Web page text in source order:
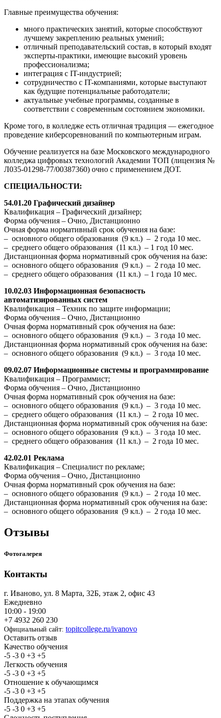
Главные преимущества обучения:
много практических занятий, которые способствуют
лучшему закреплению реальных умений;
отличный преподавательский состав, в который входят
эксперты-практики, имеющие высокий уровень
профессионализма;
интеграция с IT-индустрией;
сотрудничество с IT-компаниями, которые выступают
как будущие потенциальные работодатели;
актуальные учебные программы, созданные в
соответствии с современным состоянием экономики.
Кроме того, в колледже есть отличная традиция — ежегодное
проведение киберсоревнований по компьютерным играм.
Обучение реализуется на базе Московского международного
колледжа цифровых технологий Академии ТОП (лицензия №
Л035-01298-77/00387360) очно с применением ДОТ.
СПЕЦИАЛЬНОСТИ:
54.01.20 Графический дизайнер
Квалификация – Графический дизайнер;
Форма обучения – Очно, Дистанционно
Очная форма нормативный срок обучения на базе:
– основного общего образования (9 кл.) – 2 года 10 мес.
– среднего общего образования (11 кл.) – 1 год 10 мес.
Дистанционная форма нормативный срок обучения на базе:
– основного общего образования (9 кл.) – 2 года 10 мес.
– среднего общего образования (11 кл.) – 1 года 10 мес.
10.02.03 Информационная безопасность
автоматизированных систем
Квалификация – Техник по защите информации;
Форма обучения – Очно, Дистанционно
Очная форма нормативный срок обучения на базе:
– основного общего образования (9 кл.) – 3 года 10 мес.
Дистанционная форма нормативный срок обучения на базе:
– основного общего образования (9 кл.) – 3 года 10 мес.
09.02.07 Информационные системы и программирование
Квалификация – Программист;
Форма обучения – Очно, Дистанционно
Очная форма нормативный срок обучения на базе:
– основного общего образования (9 кл.) – 3 года 10 мес.
– среднего общего образования (11 кл.) – 2 года 10 мес.
Дистанционная форма нормативный срок обучения на базе:
– основного общего образования (9 кл.) – 3 года 10 мес.
– среднего общего образования (11 кл.) – 2 года 10 мес.
42.02.01 Реклама
Квалификация – Специалист по рекламе;
Форма обучения – Очно, Дистанционно
Очная форма нормативный срок обучения на базе:
– основного общего образования (9 кл.) – 2 года 10 мес.
Дистанционная форма нормативный срок обучения на базе:
– основного общего образования (9 кл.) – 2 года 10 мес.
Отзывы
Фотогалерея
Контакты
г. Иваново, ул. 8 Марта, 32Б, этаж 2, офис 43
Ежедневно
10:00 - 19:00
+7 4932 260 230
Официальный сайт: topitcollege.ru/ivanovo
Оставить отзыв
Качество обучения
-5 -3 0 +3 +5
Легкость обучения
-5 -3 0 +3 +5
Отношение к обучающимся
-5 -3 0 +3 +5
Поддержка на этапах обучения
-5 -3 0 +3 +5